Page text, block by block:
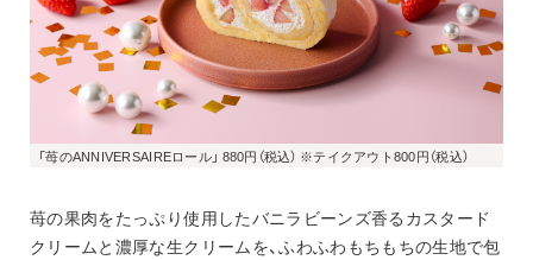
「苺のANNIVERSAIREロール」 880円（税込） ※テイクアウト800円（税込）
苺の果肉をたっぷり使用したバニラビーンズ香るカスタード
クリームと濃厚な生クリームを、ふわふわもちもちの生地で包